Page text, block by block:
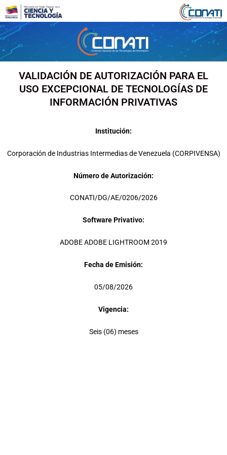
contenido
VALIDACIÓN DE AUTORIZACIÓN PARA EL
USO EXCEPCIONAL DE TECNOLOGÍAS DE
INFORMACIÓN PRIVATIVAS
Institución:
Corporación de Industrias Intermedias de Venezuela (CORPIVENSA)
Número de Autorización:
CONATI/DG/AE/0206/2026
Software Privativo:
ADOBE ADOBE LIGHTROOM 2019
Fecha de Emisión:
05/08/2026
Vigencia:
Seis (06) meses